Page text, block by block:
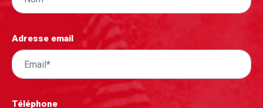
Adresse email
Téléphone